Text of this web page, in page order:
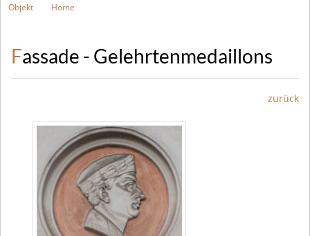
Objekt
Home
Fassade - Gelehrtenmedaillons
zurück